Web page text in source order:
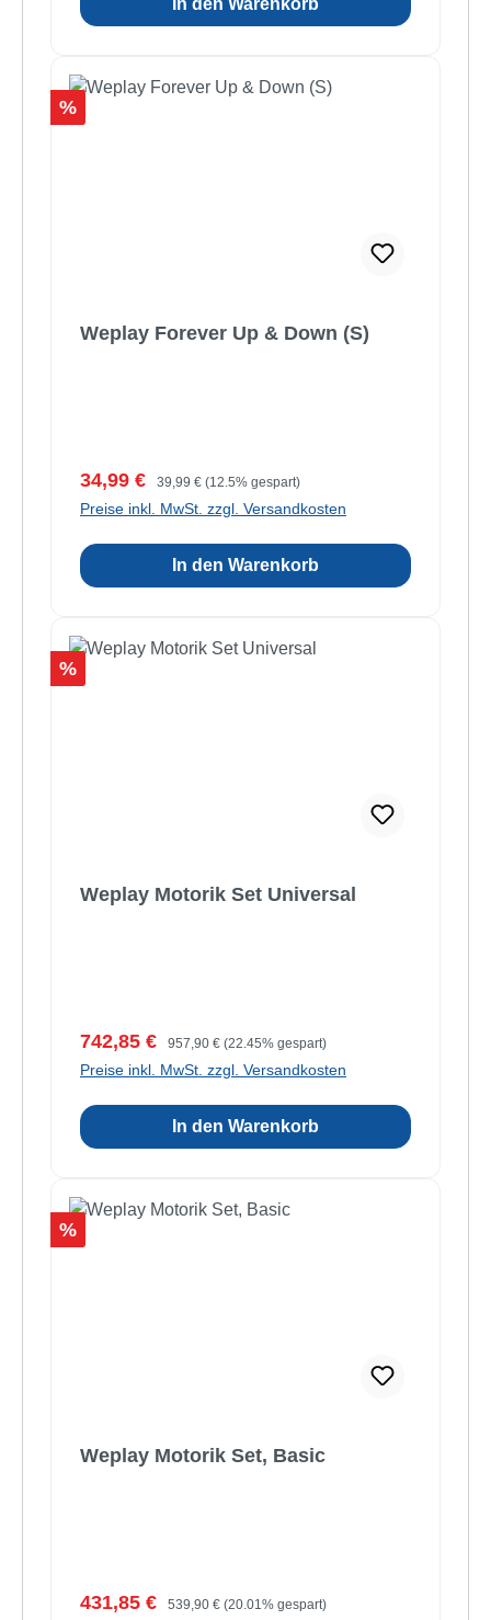
In den Warenkorb
Rabatt
%
Weplay Forever Up & Down (S)
Verkaufspreis:
34,99 € Regulärer Preis:
39,99 € (12.5% gespart)
Preise inkl. MwSt. zzgl. Versandkosten
In den Warenkorb
Rabatt
%
Weplay Motorik Set Universal
Verkaufspreis:
742,85 € Regulärer Preis:
957,90 € (22.45% gespart)
Preise inkl. MwSt. zzgl. Versandkosten
In den Warenkorb
Rabatt
%
Weplay Motorik Set, Basic
Verkaufspreis:
431,85 € Regulärer Preis:
539,90 € (20.01% gespart)